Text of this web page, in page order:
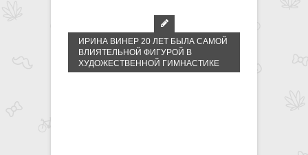
ИРИНА ВИНЕР 20 ЛЕТ БЫЛА САМОЙ
ВЛИЯТЕЛЬНОЙ ФИГУРОЙ В
ХУДОЖЕСТВЕННОЙ ГИМНАСТИКЕ